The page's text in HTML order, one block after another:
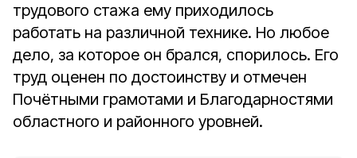
трудового стажа ему приходилось
работать на различной технике. Но любое
дело, за которое он брался, спорилось. Его
труд оценен по достоинству и отмечен
Почётными грамотами и Благодарностями
областного и районного уровней.